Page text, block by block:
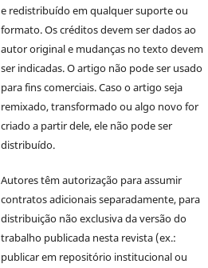
e redistribuído em qualquer suporte ou
formato. Os créditos devem ser dados ao
autor original e mudanças no texto devem
ser indicadas. O artigo não pode ser usado
para fins comerciais. Caso o artigo seja
remixado, transformado ou algo novo for
criado a partir dele, ele não pode ser
distribuído.
Autores têm autorização para assumir
contratos adicionais separadamente, para
distribuição não exclusiva da versão do
trabalho publicada nesta revista (ex.:
publicar em repositório institucional ou